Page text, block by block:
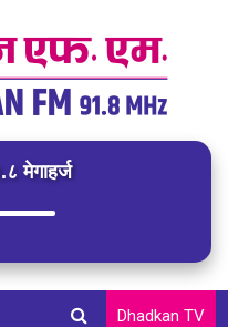
मेगाहर्ज
Dhadkan TV